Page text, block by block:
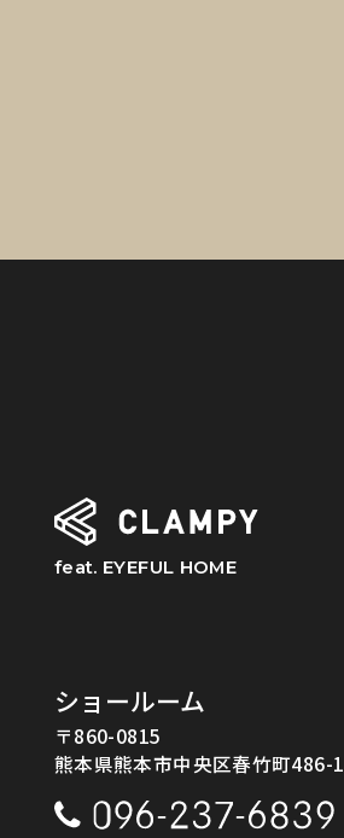
feat. EYEFUL HOME
ショールーム
〒860-0815
熊本県熊本市中央区春竹町486-1